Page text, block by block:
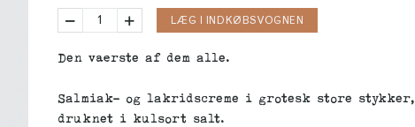
LÆG I INDKØBSVOGNEN
Den værste af dem alle.
Salmiak- og lakridscreme i grotesk store stykker,
druknet i kulsort salt.